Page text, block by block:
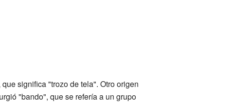
que significa "trozo de tela". Otro origen
"bando", que se refería a un grupo